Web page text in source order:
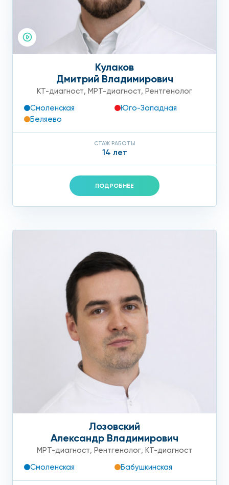
Кулаков
Дмитрий Владимирович
КТ-диагност, МРТ-диагност, Рентгенолог
Смоленская
Юго-Западная
Беляево
СТАЖ РАБОТЫ
14 лет
ПОДРОБНЕЕ
Лозовский
Александр Владимирович
МРТ-диагност, Рентгенолог, КТ-диагност
Смоленская
Бабушкинская